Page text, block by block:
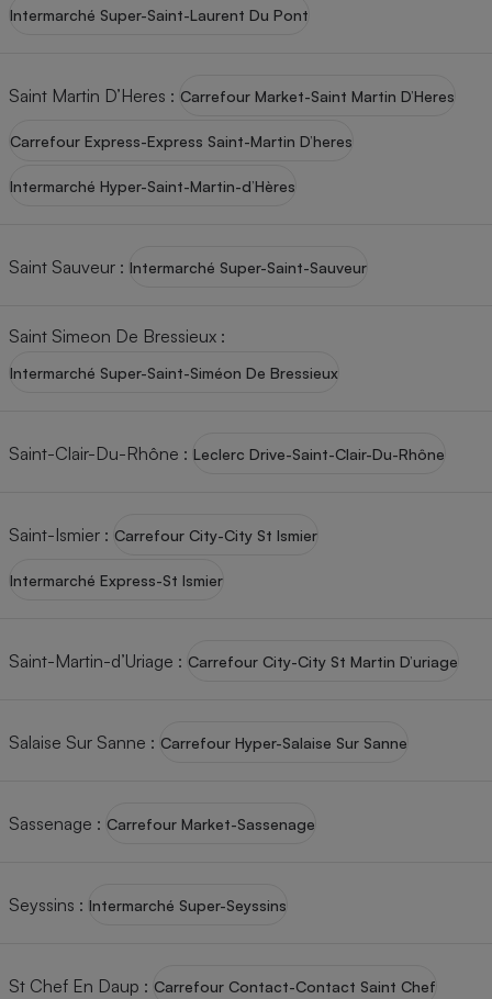
Intermarché Super-Saint-Laurent Du Pont
Saint Martin D’Heres : Carrefour Market-Saint Martin D’Heres
Carrefour Express-Express Saint-Martin D’heres
Intermarché Hyper-Saint-Martin-d’Hères
Saint Sauveur : Intermarché Super-Saint-Sauveur
Saint Simeon De Bressieux :
Intermarché Super-Saint-Siméon De Bressieux
Saint-Clair-Du-Rhône : Leclerc Drive-Saint-Clair-Du-Rhône
Saint-Ismier : Carrefour City-City St Ismier
Intermarché Express-St Ismier
Saint-Martin-d’Uriage : Carrefour City-City St Martin D’uriage
Salaise Sur Sanne : Carrefour Hyper-Salaise Sur Sanne
Sassenage : Carrefour Market-Sassenage
Seyssins : Intermarché Super-Seyssins
St Chef En Daup : Carrefour Contact-Contact Saint Chef